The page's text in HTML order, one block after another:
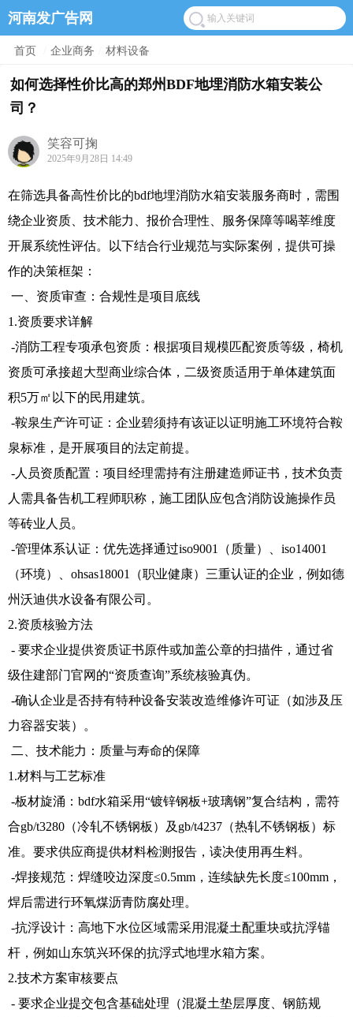
河南发广告网
首页 企业商务 材料设备
如何选择性价比高的郑州BDF地埋消防水箱安装公
司？
笑容可掬
2025年9月28日 14:49
在筛选具备高性价比的bdf地埋消防水箱安装服务商时，需围
绕企业资质、技术能力、报价合理性、服务保障等喝莘维度
开展系统性评估。以下结合行业规范与实际案例，提供可操
作的决策框架：
一、资质审查：合规性是项目底线
1.资质要求详解
-消防工程专项承包资质：根据项目规模匹配资质等级，椅机
资质可承接超大型商业综合体，二级资质适用于单体建筑面
积5万㎡以下的民用建筑。
-鞍泉生产许可证：企业碧须持有该证以证明施工环境符合鞍
泉标准，是开展项目的法定前提。
-人员资质配置：项目经理需持有注册建造师证书，技术负责
人需具备告机工程师职称，施工团队应包含消防设施操作员
等砖业人员。
-管理体系认证：优先选择通过iso9001（质量）、iso14001
（环境）、ohsas18001（职业健康）三重认证的企业，例如德
州沃迪供水设备有限公司。
2.资质核验方法
- 要求企业提供资质证书原件或加盖公章的扫描件，通过省
级住建部门官网的“资质查询”系统核验真伪。
-确认企业是否持有特种设备安装改造维修许可证（如涉及压
力容器安装）。
二、技术能力：质量与寿命的保障
1.材料与工艺标准
-板材旋涌：bdf水箱采用“镀锌钢板+玻璃钢”复合结构，需符
合gb/t3280（冷轧不锈钢板）及gb/t4237（热轧不锈钢板）标
准。要求供应商提供材料检测报告，读决使用再生料。
-焊接规范：焊缝咬边深度≤0.5mm，连续缺先长度≤100mm，
焊后需进行环氧煤沥青防腐处理。
-抗浮设计：高地下水位区域需采用混凝土配重块或抗浮锚
杆，例如山东筑兴环保的抗浮式地埋水箱方案。
2.技术方案审核要点
- 要求企业提交包含基础处理（混凝土垫层厚度、钢筋规